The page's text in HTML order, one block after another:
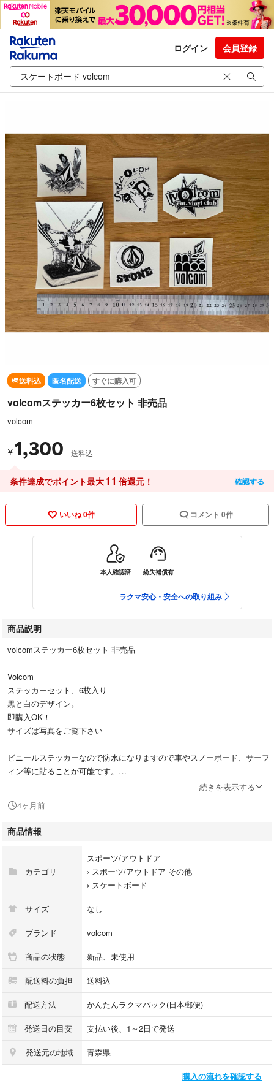
ログイン 会員登録
送料込 匿名配送 すぐに購入可
volcomステッカー6枚セット 非売品
volcom
¥1,300 送料込
条件達成でポイント最大11 倍還元！ 確認する
いいね 0件 コメント 0件
本人確認済 紛失補償有
ラクマ安心・安全への取り組み
商品説明
volcomステッカー6枚セット 非売品
Volcom
ステッカーセット、6枚入り
黒と白のデザイン。
即購入OK！
サイズは写真をご覧下さい
ビニールステッカーなので防水になりますので車やスノーボード、サーフ
ィン等に貼ることが可能です。
保管による曲がり、擦れ傷、シワや角の剥がれ、黄ばみ等ある場合がござ
います。
よろしくお願いします。
ご覧いただきありがとうございます。
続きを表示する
4ヶ月前
商品情報
カテゴリ
スポーツ/アウトドア
› スポーツ/アウトドア その他
› スケートボード
サイズ なし
ブランド volcom
商品の状態 新品、未使用
配送料の負担 送料込
配送方法 かんたんラクマパック(日本郵便)
発送日の目安 支払い後、1～2日で発送
発送元の地域 青森県
購入の流れを確認する